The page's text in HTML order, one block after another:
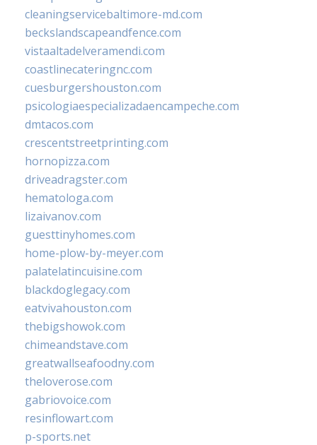
cleaningservicebaltimore-md.com
beckslandscapeandfence.com
vistaaltadelveramendi.com
coastlinecateringnc.com
cuesburgershouston.com
psicologiaespecializadaencampeche.com
dmtacos.com
crescentstreetprinting.com
hornopizza.com
driveadragster.com
hematologa.com
lizaivanov.com
guesttinyhomes.com
home-plow-by-meyer.com
palatelatincuisine.com
blackdoglegacy.com
eatvivahouston.com
thebigshowok.com
chimeandstave.com
greatwallseafoodny.com
theloverose.com
gabriovoice.com
resinflowart.com
p-sports.net